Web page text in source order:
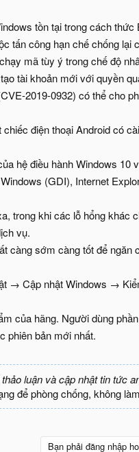
tồn tại trong cách
tấn công hạn chế chống lại
mã tùy ý trong chế độ
tài khoản mới với quyền
2019-0932) có thể cho
điện thoại Android có
hệ điều hành Windows 10
(GDI), Internet
trong khi các lỗ hổng khác
vụ.
càng sớm càng tốt để ngăn
→ Cập nhật Windows →
của hãng. Người dùng
phiên bản mới nhất.
luận và cập nhật tin tức
để phòng chống, không
Bạn phải đăng nhập